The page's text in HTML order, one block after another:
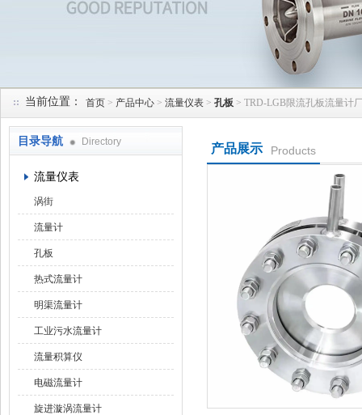
当前位置： 首页 > 产品中心 > 流量仪表 > 孔板 > TRD-LGB限流孔板流量计
目录导航 Directory
流量仪表
涡街
流量计
孔板
热式流量计
明渠流量计
工业污水流量计
流量积算仪
电磁流量计
旋进漩涡流量计
产品展示 Products